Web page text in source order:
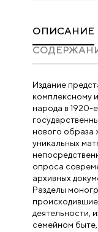
ОПИСАНИЕ
Издание
комплексному
народа в 1920-
нового образа
уникальных
опроса
архивных
Разделы
происходившие
деятельности,
семейном